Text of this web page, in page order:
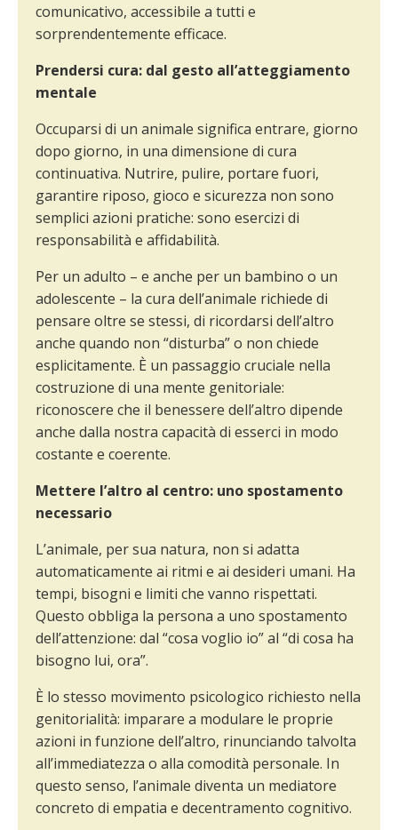
comunicativo, accessibile a tutti e
sorprendentemente efficace.
Prendersi cura: dal gesto all’atteggiamento
mentale
Occuparsi di un animale significa entrare, giorno
dopo giorno, in una dimensione di cura
continuativa. Nutrire, pulire, portare fuori,
garantire riposo, gioco e sicurezza non sono
semplici azioni pratiche: sono esercizi di
responsabilità e affidabilità.
Per un adulto – e anche per un bambino o un
adolescente – la cura dell’animale richiede di
pensare oltre se stessi, di ricordarsi dell’altro
anche quando non “disturba” o non chiede
esplicitamente. È un passaggio cruciale nella
costruzione di una mente genitoriale:
riconoscere che il benessere dell’altro dipende
anche dalla nostra capacità di esserci in modo
costante e coerente.
Mettere l’altro al centro: uno spostamento
necessario
L’animale, per sua natura, non si adatta
automaticamente ai ritmi e ai desideri umani. Ha
tempi, bisogni e limiti che vanno rispettati.
Questo obbliga la persona a uno spostamento
dell’attenzione: dal “cosa voglio io” al “di cosa ha
bisogno lui, ora”.
È lo stesso movimento psicologico richiesto nella
genitorialità: imparare a modulare le proprie
azioni in funzione dell’altro, rinunciando talvolta
all’immediatezza o alla comodità personale. In
questo senso, l’animale diventa un mediatore
concreto di empatia e decentramento cognitivo.